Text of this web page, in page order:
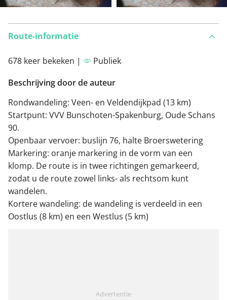
Route-informatie
678 keer bekeken |
Publiek
Beschrijving door de auteur
Rondwandeling: Veen- en Veldendijkpad (13 km)
Startpunt: VVV Bunschoten-Spakenburg, Oude Schans
90.
Openbaar vervoer: buslijn 76, halte Broerswetering
Markering: oranje markering in de vorm van een
klomp. De route is in twee richtingen gemarkeerd,
zodat u de route zowel links- als rechtsom kunt
wandelen.
Kortere wandeling: de wandeling is verdeeld in een
Oostlus (8 km) en een Westlus (5 km)
Advertentie